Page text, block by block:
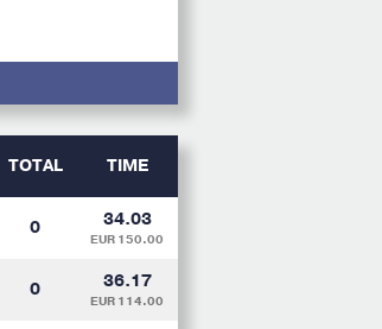
TOTAL TIME
0 34.03
EUR 150.00
0 36.17
EUR 114.00